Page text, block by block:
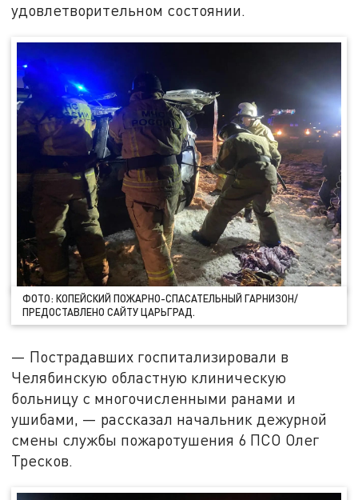
удовлетворительном состоянии.
ФОТО: КОПЕЙСКИЙ ПОЖАРНО-СПАСАТЕЛЬНЫЙ ГАРНИЗОН/
ПРЕДОСТАВЛЕНО САЙТУ ЦАРЬГРАД.
— Пострадавших госпитализировали в
Челябинскую областную клиническую
больницу с многочисленными ранами и
ушибами, — рассказал начальник дежурной
смены службы пожаротушения 6 ПСО Олег
Тресков.